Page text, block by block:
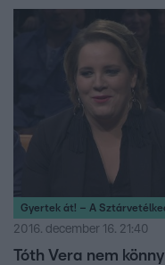
Gyertek át! – A
2016. december 16. 21:40
Tóth Vera nem